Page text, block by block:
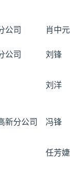
公司 肖中元
公司 刘锋
刘洋
新分公司 冯锋
任芳婕